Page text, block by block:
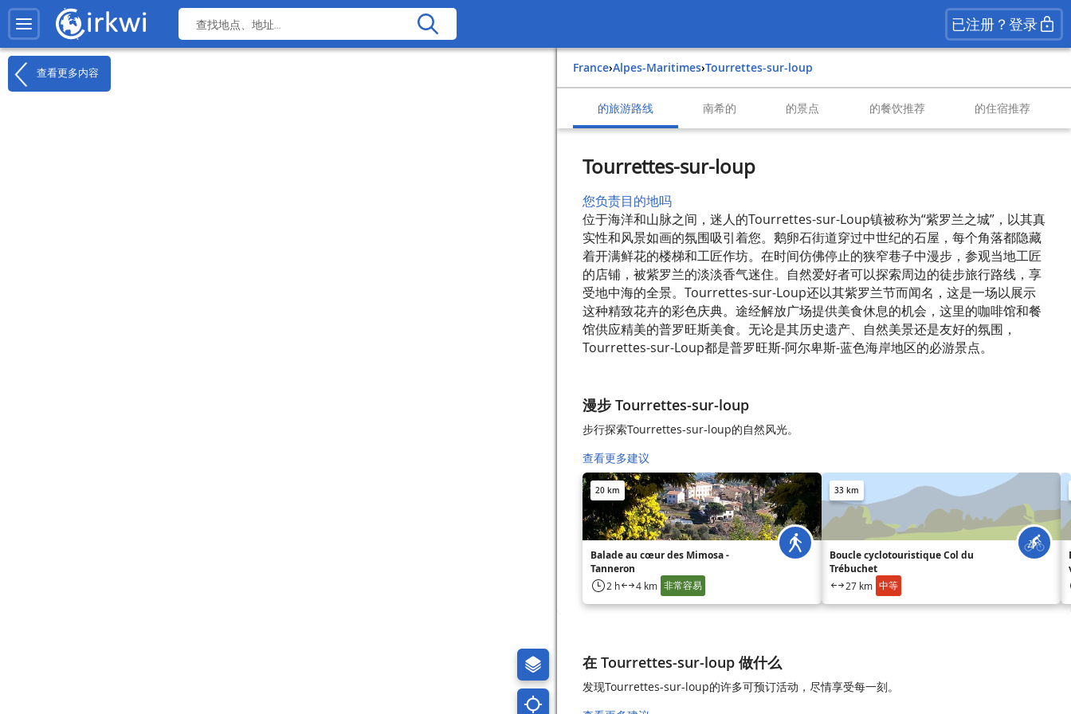
已注册？登录
查看更多内容 France› Alpes-Maritimes› Tourrettes-sur-loup
的旅游路线 南希的 的景点 的餐饮推荐 的住宿推荐
Tourrettes-sur-loup
您负责目的地吗
位于海洋和山脉之间，迷人的Tourrettes-sur-Loup镇被称为“紫罗兰之城”，以其真
实性和风景如画的氛围吸引着您。鹅卵石街道穿过中世纪的石屋，每个角落都隐藏
着开满鲜花的楼梯和工匠作坊。在时间仿佛停止的狭窄巷子中漫步，参观当地工匠
的店铺，被紫罗兰的淡淡香气迷住。自然爱好者可以探索周边的徒步旅行路线，享
受地中海的全景。Tourrettes-sur-Loup还以其紫罗兰节而闻名，这是一场以展示
这种精致花卉的彩色庆典。途经解放广场提供美食休息的机会，这里的咖啡馆和餐
馆供应精美的普罗旺斯美食。无论是其历史遗产、自然美景还是友好的氛围，
Tourrettes-sur-Loup都是普罗旺斯-阿尔卑斯-蓝色海岸地区的必游景点。
漫步 Tourrettes-sur-loup
步行探索Tourrettes-sur-loup的自然风光。
查看更多建议
20 km
Balade au cœur des Mimosa -
Tanneron
2 h 4 km 非常容易
33 km
Boucle cyclotouristique Col du
Trébuchet
27 km 中等
在 Tourrettes-sur-loup 做什么
发现Tourrettes-sur-loup的许多可预订活动，尽情享受每一刻。